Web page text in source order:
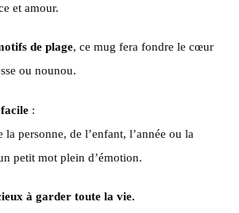
et amour.
de plage, ce mug fera fondre le cœur
ou nounou.
:
personne, de l’enfant, l’année ou la
petit mot plein d’émotion.
à garder toute la vie.